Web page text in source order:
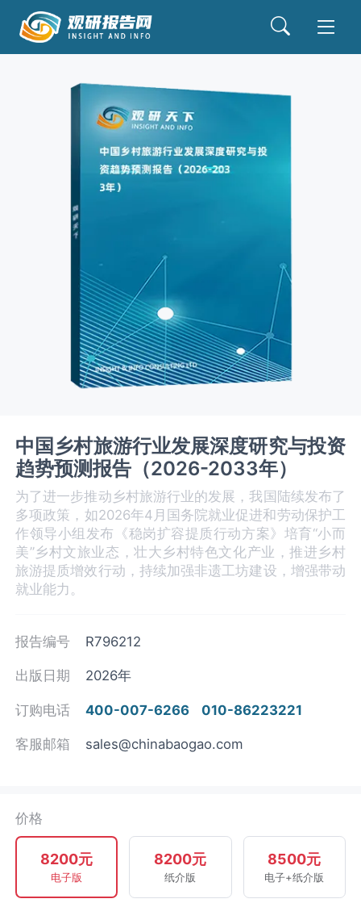
中国乡村旅游行业发展深度研究与投资
趋势预测报告（2026-2033年）
为了进一步推动乡村旅游行业的发展，我国陆续发布了
多项政策，如2026年4月国务院就业促进和劳动保护工
作领导小组发布《稳岗扩容提质行动方案》培育“小而
美”乡村文旅业态，壮大乡村特色文化产业，推进乡村
旅游提质增效行动，持续加强非遗工坊建设，增强带动
就业能力。
报告编号 R796212
出版日期 2026年
订购电话 400-007-6266 010-86223221
客服邮箱 sales@chinabaogao.com
价格
8200元
电子版
8200元
纸介版
8500元
电子+纸介版